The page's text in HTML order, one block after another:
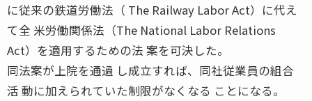
に従来の鉄道労働法（ The Railway Labor Act）に代え
て全 米労働関係法（The National Labor Relations
Act）を適用するための法 案を可決した。
同法案が上院を通過 し成立すれば、同社従業員の組合
活 動に加えられていた制限がなくなる ことになる。